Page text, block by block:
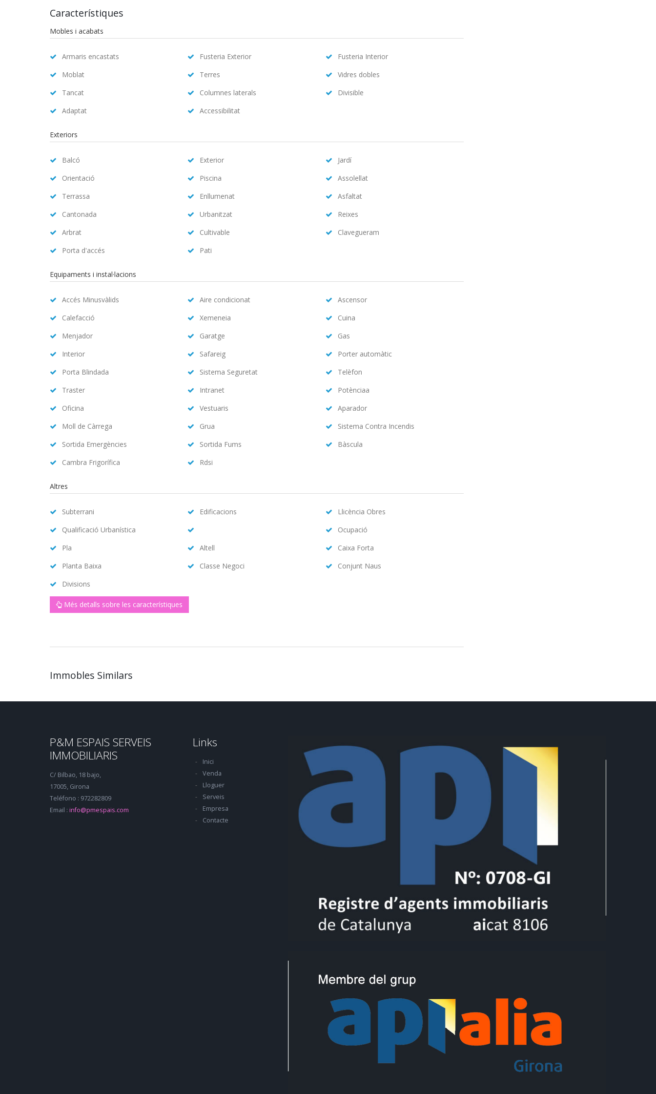
Característiques
Mobles i acabats
Armaris encastats Fusteria Exterior
Fusteria Interior
Moblat
Terres
Vidres dobles
Tancat
Columnes laterals
Divisible
Adaptat
Accessibilitat
Exteriors
Balcó Exterior
Jardí
Orientació
Piscina
Assolellat
Terrassa
Enllumenat
Asfaltat
Cantonada
Urbanitzat
Reixes
Arbrat
Cultivable
Clavegueram
Porta d'accés
Pati
Equipaments i instal·lacions
Accés Minusvàlids Aire condicionat
Ascensor
Calefacció
Xemeneia
Cuina
Menjador
Garatge
Gas
Interior
Safareig
Porter automàtic
Porta Blindada
Sistema Seguretat
Telèfon
Traster
Intranet
Potènciaa
Oficina
Vestuaris
Aparador
Moll de Càrrega
Grua
Sistema Contra Incendis
Sortida Emergències
Sortida Fums
Bàscula
Cambra Frigorífica
Rdsi
Altres
Subterrani Edificacions
Llicència Obres
Qualificació Urbanística
Ocupació
Pla
Altell
Caixa Forta
Planta Baixa
Classe Negoci
Conjunt Naus
Divisions
Més detalls sobre les característiques
Immobles Similars
P&M ESPAIS SERVEIS
IMMOBILIARIS
C/ Bilbao, 18 bajo,
17005, Girona
Teléfono : 972282809
Email : info@pmespais.com
Links
Inici
Venda
Lloguer
Serveis
Empresa
Contacte